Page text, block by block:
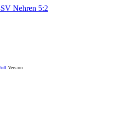
Nehren 5:2
Version